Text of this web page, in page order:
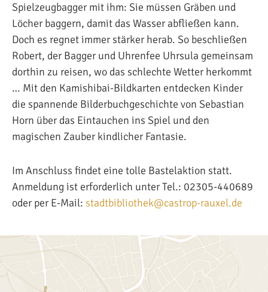
Spielzeugbagger mit ihm: Sie müssen Gräben und
Löcher baggern, damit das Wasser abfließen kann.
Doch es regnet immer stärker herab. So beschließen
Robert, der Bagger und Uhrenfee Uhrsula gemeinsam
dorthin zu reisen, wo das schlechte Wetter herkommt
… Mit den Kamishibai-Bildkarten entdecken Kinder
die spannende Bilderbuchgeschichte von Sebastian
Horn über das Eintauchen ins Spiel und den
magischen Zauber kindlicher Fantasie.
Im Anschluss findet eine tolle Bastelaktion statt.
Anmeldung ist erforderlich unter Tel.: 02305-440689
oder per E-Mail: stadtbibliothek@castrop-rauxel.de